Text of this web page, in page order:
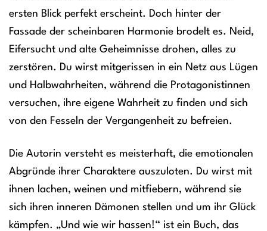
ersten Blick perfekt erscheint. Doch hinter der
Fassade der scheinbaren Harmonie brodelt es. Neid,
Eifersucht und alte Geheimnisse drohen, alles zu
zerstören. Du wirst mitgerissen in ein Netz aus Lügen
und Halbwahrheiten, während die Protagonistinnen
versuchen, ihre eigene Wahrheit zu finden und sich
von den Fesseln der Vergangenheit zu befreien.
Die Autorin versteht es meisterhaft, die emotionalen
Abgründe ihrer Charaktere auszuloten. Du wirst mit
ihnen lachen, weinen und mitfiebern, während sie
sich ihren inneren Dämonen stellen und um ihr Glück
kämpfen. „Und wie wir hassen!“ ist ein Buch, das